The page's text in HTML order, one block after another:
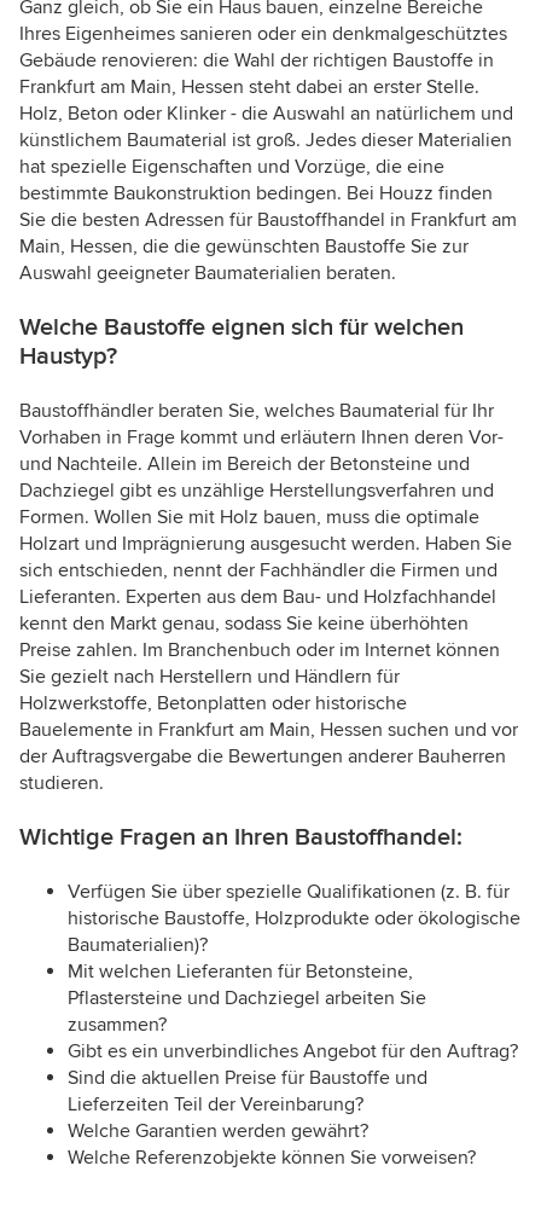
Ganz gleich, ob Sie ein Haus bauen, einzelne Bereiche
Ihres Eigenheimes sanieren oder ein denkmalgeschütztes
Gebäude renovieren: die Wahl der richtigen Baustoffe in
Frankfurt am Main, Hessen steht dabei an erster Stelle.
Holz, Beton oder Klinker - die Auswahl an natürlichem und
künstlichem Baumaterial ist groß. Jedes dieser Materialien
hat spezielle Eigenschaften und Vorzüge, die eine
bestimmte Baukonstruktion bedingen. Bei Houzz finden
Sie die besten Adressen für Baustoffhandel in Frankfurt am
Main, Hessen, die die gewünschten Baustoffe Sie zur
Auswahl geeigneter Baumaterialien beraten.
Welche Baustoffe eignen sich für welchen
Haustyp?
Baustoffhändler beraten Sie, welches Baumaterial für Ihr
Vorhaben in Frage kommt und erläutern Ihnen deren Vor-
und Nachteile. Allein im Bereich der Betonsteine und
Dachziegel gibt es unzählige Herstellungsverfahren und
Formen. Wollen Sie mit Holz bauen, muss die optimale
Holzart und Imprägnierung ausgesucht werden. Haben Sie
sich entschieden, nennt der Fachhändler die Firmen und
Lieferanten. Experten aus dem Bau- und Holzfachhandel
kennt den Markt genau, sodass Sie keine überhöhten
Preise zahlen. Im Branchenbuch oder im Internet können
Sie gezielt nach Herstellern und Händlern für
Holzwerkstoffe, Betonplatten oder historische
Bauelemente in Frankfurt am Main, Hessen suchen und vor
der Auftragsvergabe die Bewertungen anderer Bauherren
studieren.
Wichtige Fragen an Ihren Baustoffhandel:
Verfügen Sie über spezielle Qualifikationen (z. B. für
historische Baustoffe, Holzprodukte oder ökologische
Baumaterialien)?
Mit welchen Lieferanten für Betonsteine,
Pflastersteine und Dachziegel arbeiten Sie
zusammen?
Gibt es ein unverbindliches Angebot für den Auftrag?
Sind die aktuellen Preise für Baustoffe und
Lieferzeiten Teil der Vereinbarung?
Welche Garantien werden gewährt?
Welche Referenzobjekte können Sie vorweisen?